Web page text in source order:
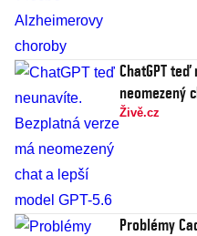
ChatGPT
neomezený
Živě.cz
Problémy